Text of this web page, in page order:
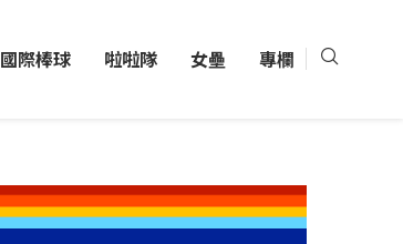
國際棒球 啦啦隊 女壘 專欄